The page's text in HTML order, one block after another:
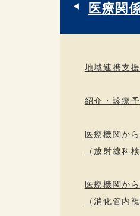
医療関
地域連携支
紹介・診療
医療機関か
（放射線科
医療機関か
（消化管内